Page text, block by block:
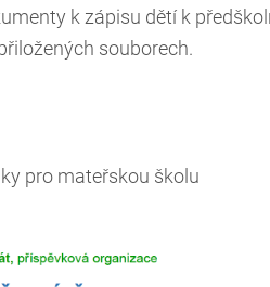
k zápisu dětí k
souborech.
pro mateřskou školu